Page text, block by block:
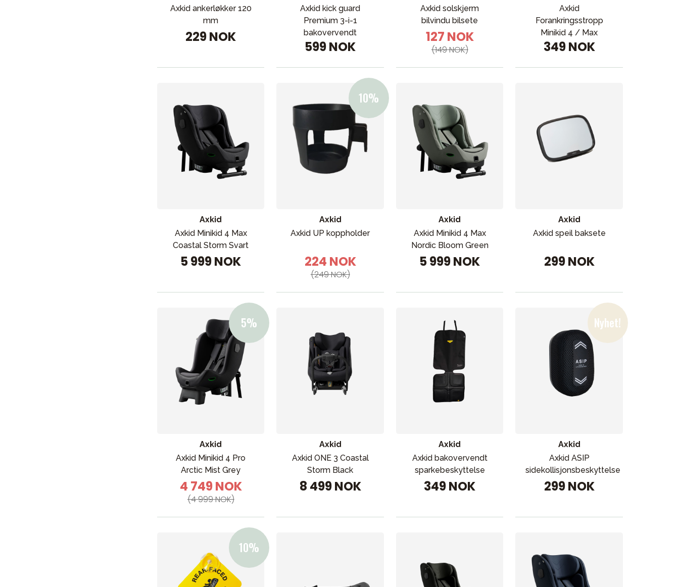
Axkid ankerløkker 120
mm
229 NOK
Axkid kick guard
Premium 3-i-1
bakovervendt
599 NOK
Axkid solskjerm
bilvindu bilsete
127 NOK
(149 NOK)
Axkid
Forankringsstropp
Minikid 4 / Max
349 NOK
Axkid
Axkid Minikid 4 Max
Coastal Storm Svart
5 999 NOK
Axkid
Axkid UP koppholder
224 NOK
(249 NOK)
Axkid
Axkid Minikid 4 Max
Nordic Bloom Green
5 999 NOK
Axkid
Axkid speil baksete
299 NOK
Axkid
Axkid Minikid 4 Pro
Arctic Mist Grey
4 749 NOK
(4 999 NOK)
Axkid
Axkid ONE 3 Coastal
Storm Black
8 499 NOK
Axkid
Axkid bakovervendt
sparkebeskyttelse
349 NOK
Axkid
Axkid ASIP
sidekollisjonsbeskyttelse
299 NOK
VÅRT SORTIMENT
Barn og baby
Varemerker